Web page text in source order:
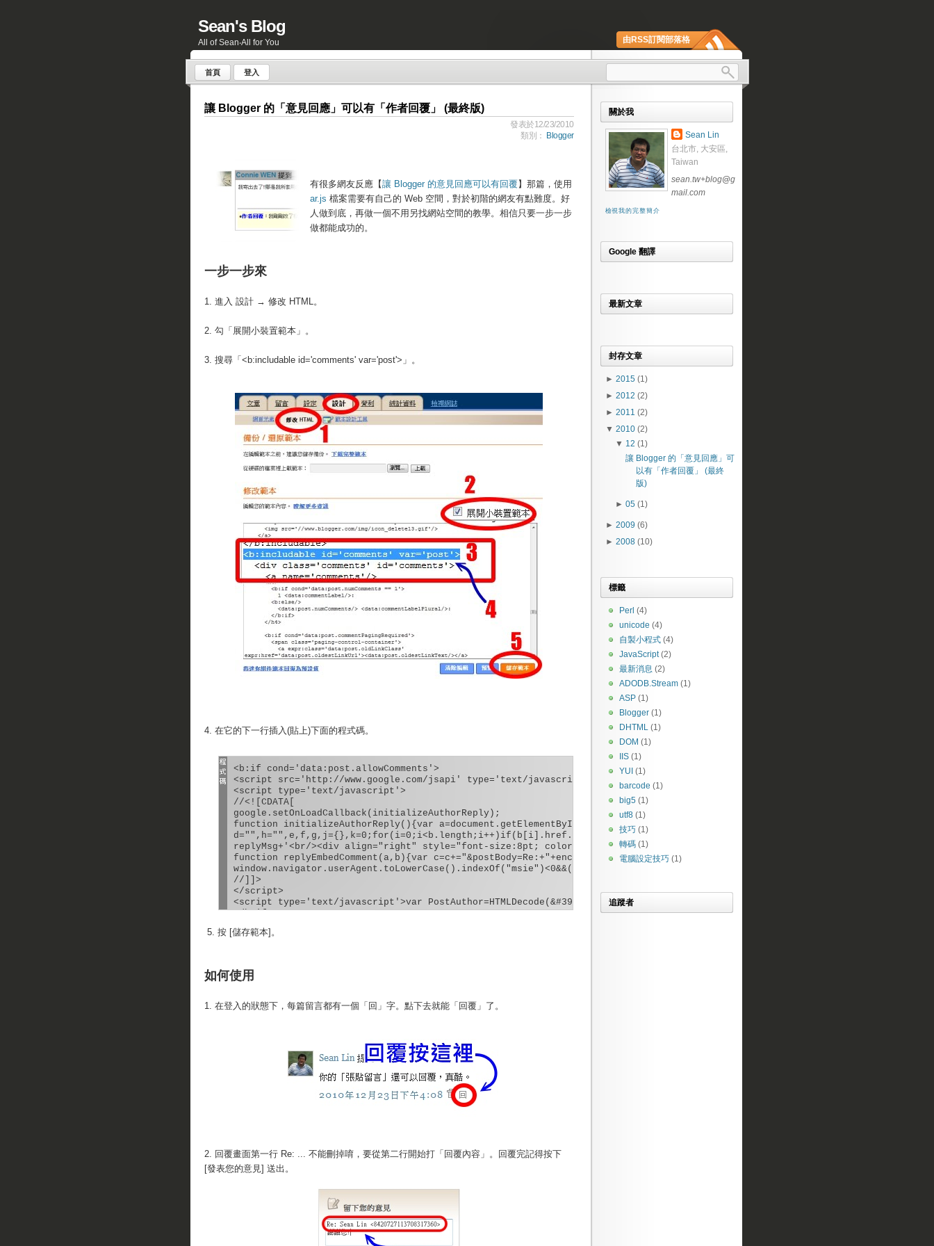
由RSS訂閱部落格
首頁 登入
Sean's Blog
All of Sean‧All for You
讓 Blogger 的「意見回應」可以有「作者回覆」 (最終版)
發表於12/23/2010
類別： Blogger
有很多網友反應【讓 Blogger 的意見回應可以有回覆】那篇，使用
ar.js 檔案需要有自己的 Web 空間，對於初階的網友有點難度。好
人做到底，再做一個不用另找網站空間的教學。相信只要一步一步
做都能成功的。
一步一步來
1. 進入 設計 → 修改 HTML。
2. 勾「展開小裝置範本」。
3. 搜尋「<b:includable id='comments' var='post'>」。
4. 在它的下一行插入(貼上)下面的程式碼。
<b:if cond='data:post.allowComments'>
<script src='http://www.google.com/jsapi' type='text/javascript'/>
<script type='text/javascript'>
//<![CDATA[
google.setOnLoadCallback(initializeAuthorReply);
function initializeAuthorReply(){var
d="",h="",e,f,g,j={},k=0;for(i=0;i<b.length;i++)if(b[i].href.indexOf("/delete-
replyMsg+'<br/><div align="right" style="font-size:8pt; color:darkgray">'+g.innerText+"</div></
function replyEmbedComment(a,b){var c=c+="&postBody=Re:+"+encodeURIComponent(a)+"+<"+b+">";location.href=c}function
//]]>
</script>
<script type='text/javascript'>var PostAuthor=HTMLDecode(&#39;<data:post.author/>&#39;);</script>
</b:if>
5. 按 [儲存範本]。
如何使用
1. 在登入的狀態下，每篇留言都有一個「回」字。點下去就能「回覆」了。
2. 回覆畫面第一行 Re: ... 不能刪掉唷，要從第二行開始打「回覆內容」。回覆完記得按下
[發表您的意見] 送出。
關於我
Sean Lin
台北市, 大安區,
Taiwan
sean.tw+blog@g
mail.com
檢視我的完整簡介
Google 翻譯
最新文章
封存文章
► 2015 (1)
► 2012 (2)
► 2011 (2)
▼ 2010 (2)
▼ 12 (1)
讓 Blogger 的「意見回應」可
以有「作者回覆」 (最終
版)
► 05 (1)
► 2009 (6)
► 2008 (10)
標籤
Perl (4)
unicode (4)
自製小程式 (4)
JavaScript (2)
最新消息 (2)
ADODB.Stream (1)
ASP (1)
Blogger (1)
DHTML (1)
DOM (1)
IIS (1)
YUI (1)
barcode (1)
big5 (1)
utf8 (1)
技巧 (1)
轉碼 (1)
電腦設定技巧 (1)
追蹤者